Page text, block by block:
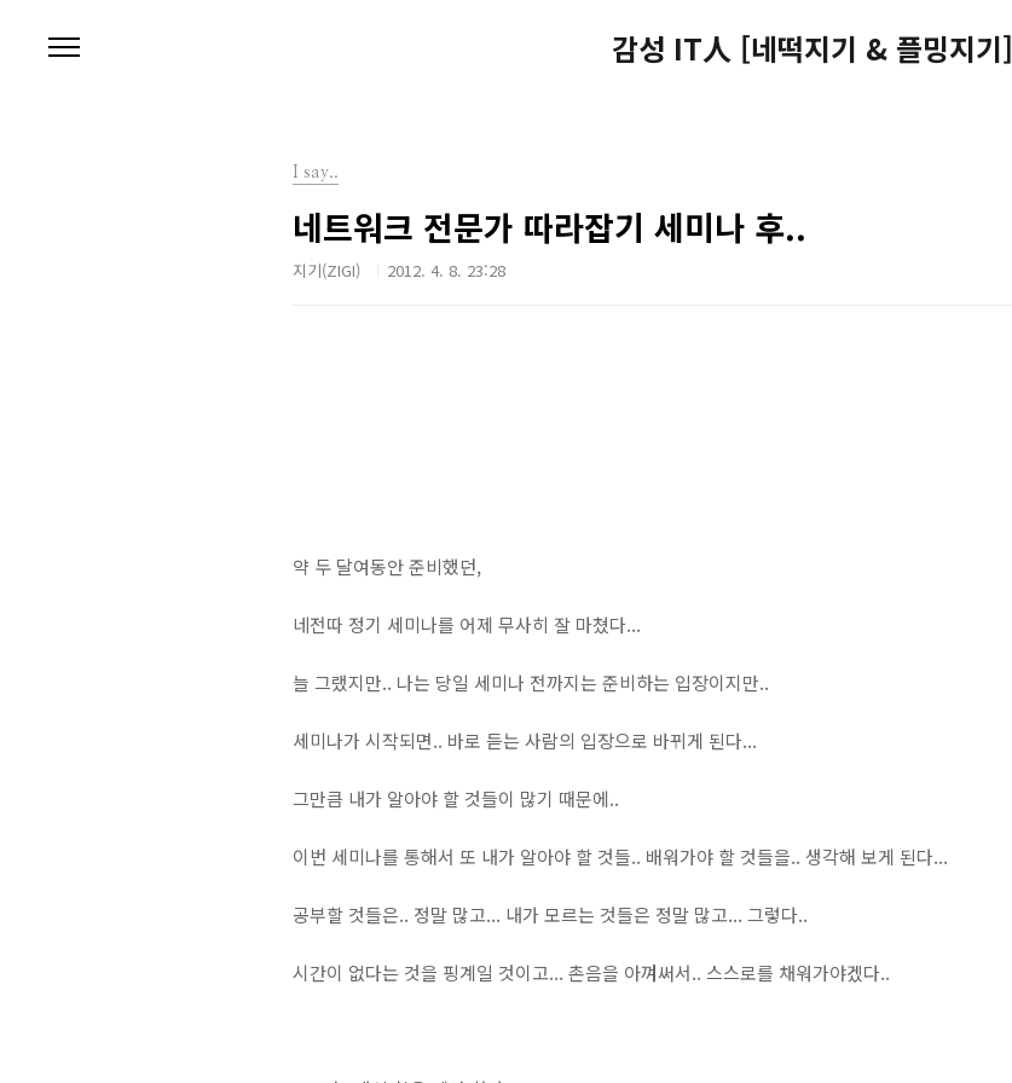
감성 IT人 [네떡지기 & 플밍지기]
I say..
네트워크 전문가 따라잡기 세미나 후..
지기(ZIGI) 2012. 4. 8. 23:28
약 두 달여동안 준비했던,
네전따 정기 세미나를 어제 무사히 잘 마쳤다...
늘 그랬지만.. 나는 당일 세미나 전까지는 준비하는 입장이지만..
세미나가 시작되면.. 바로 듣는 사람의 입장으로 바뀌게 된다...
그만큼 내가 알아야 할 것들이 많기 때문에..
이번 세미나를 통해서 또 내가 알아야 할 것들.. 배워가야 할 것들을.. 생각해 보게 된다...
공부할 것들은.. 정말 많고... 내가 모르는 것들은 정말 많고... 그렇다..
시간이 없다는 것을 핑계일 것이고... 촌음을 아껴써서.. 스스로를 채워가야겠다..